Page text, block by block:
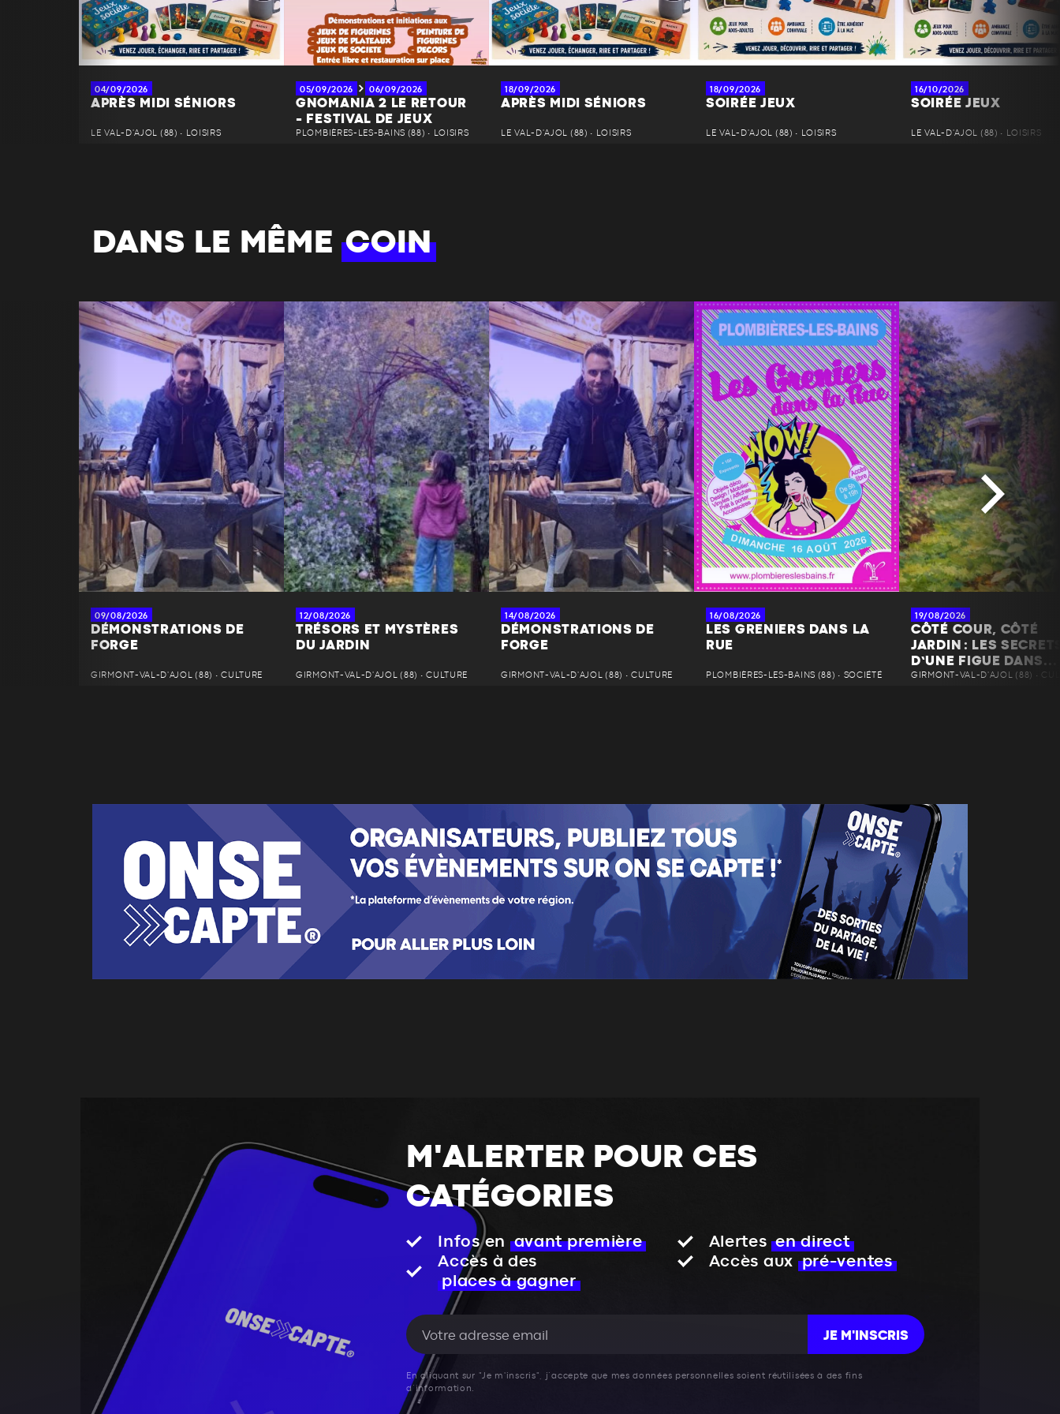
04/09/2026
APRÈS MIDI SÉNIORS
LE VAL-D'AJOL (88) • LOISIRS
05/09/2026 06/09/2026
GNOMANIA 2 LE RETOUR
- FESTIVAL DE JEUX
PLOMBIÈRES-LES-BAINS (88) • LOISIRS
18/09/2026
APRÈS MIDI SÉNIORS
LE VAL-D'AJOL (88) • LOISIRS
18/09/2026
SOIRÉE JEUX
LE VAL-D'AJOL (88) • LOISIRS
16/10/2026
SOIRÉE JEUX
LE VAL-D'AJOL (88) • LOISIRS
DANS LE MÊMECOIN
09/08/2026
DÉMONSTRATIONS DE
FORGE
GIRMONT-VAL-D'AJOL (88) • CULTURE
12/08/2026
TRÉSORS ET MYSTÈRES
DU JARDIN
GIRMONT-VAL-D'AJOL (88) • CULTURE
14/08/2026
DÉMONSTRATIONS DE
FORGE
GIRMONT-VAL-D'AJOL (88) • CULTURE
16/08/2026
LES GRENIERS DANS LA
RUE
PLOMBIÈRES-LES-BAINS (88) • SOCIÉTÉ
19/08/2026
CÔTÉ COUR, CÔTÉ
JARDIN : LES
D’UNE FIGUE DANS...
GIRMONT-VAL-D'AJOL (88) •
M'ALERTER POUR CES
CATÉGORIES
Infos en avant première Alertes en direct
Accès à des
places à gagner
Accès aux pré-ventes
JE M'INSCRIS
En cliquant sur "Je m'inscris", j’accepte que mes données personnelles soient réutilisées à des fins
d’information.